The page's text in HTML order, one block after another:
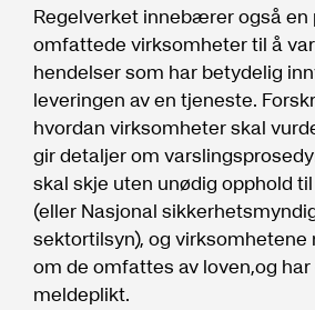
Regelverket innebærer også en
omfattede virksomheter til å
hendelser som har betydelig
leveringen av en tjeneste.
hvordan virksomheter skal
gir detaljer om
skal skje uten unødig opphold
(eller Nasjonal
sektortilsyn), og virksomhetene
om de omfattes av loven,og
meldeplikt.